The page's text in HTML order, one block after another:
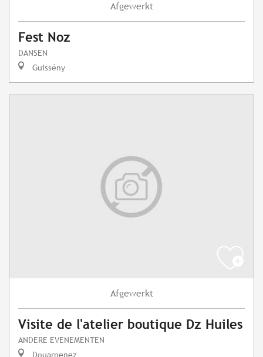
Afgewerkt
Fest Noz
DANSEN
Guissény
Afgewerkt
Visite de l'atelier boutique Dz Huiles
ANDERE EVENEMENTEN
Douarnenez